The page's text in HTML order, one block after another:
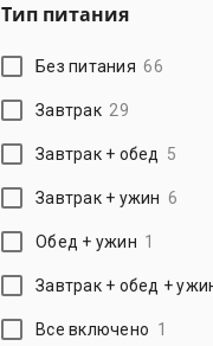
Тип питания
Без питания 66
Завтрак 29
Завтрак + обед 5
Завтрак + ужин 6
Обед + ужин 1
Завтрак + обед +
Все включено 1